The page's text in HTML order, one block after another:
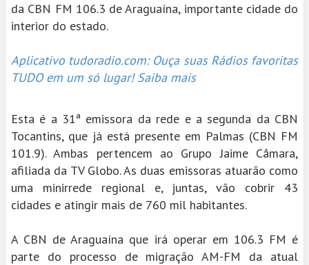
da CBN FM 106.3 de Araguaína, importante cidade do
interior do estado.
Aplicativo tudoradio.com: Ouça suas Rádios favoritas
TUDO em um só lugar! Saiba mais
Esta é a 31ª emissora da rede e a segunda da CBN
Tocantins, que já está presente em Palmas (CBN FM
101.9). Ambas pertencem ao Grupo Jaime Câmara,
afiliada da TV Globo. As duas emissoras atuarão como
uma minirrede regional e, juntas, vão cobrir 43
cidades e atingir mais de 760 mil habitantes.
A CBN de Araguaína que irá operar em 106.3 FM é
parte do processo de migração AM-FM da atual